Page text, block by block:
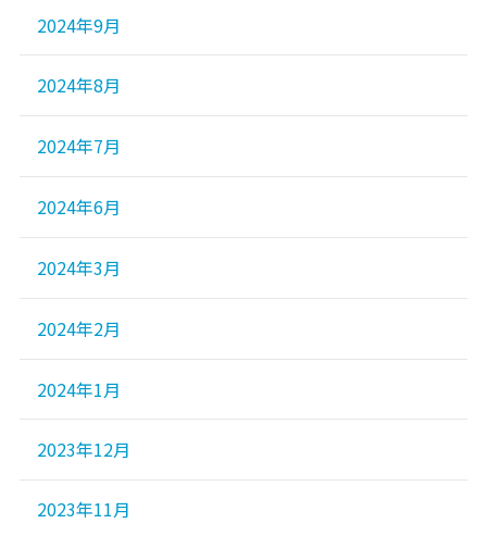
2024年9月
2024年8月
2024年7月
2024年6月
2024年3月
2024年2月
2024年1月
2023年12月
2023年11月